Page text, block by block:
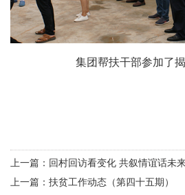
集团帮扶干部参加了
上一篇：回村回访看变化 共叙情谊话未
上一篇：扶贫工作动态（第四十五期）